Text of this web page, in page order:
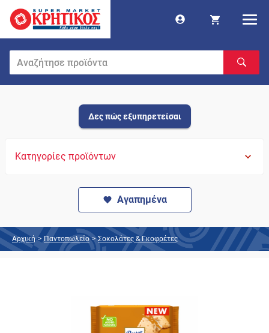
Δες πώς εξυπηρετείσαι
Κατηγορίες προϊόντων
Αγαπημένα
Αρχική > Παντοπωλείο > Σοκολάτες & Γκοφρέτες